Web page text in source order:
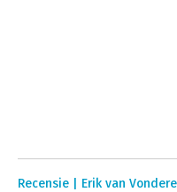
Recensie | Erik van